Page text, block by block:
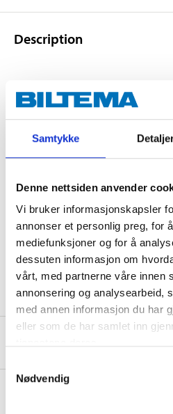
Samtykke
Denne nettsiden anvender
Vi bruker informasjonskapsler
annonser et personlig preg, for
mediefunksjoner og for å
dessuten informasjon om
vårt, med partnerne våre innen
annonsering og analysearbeid,
med annen informasjon du har
eller som de har samlet inn
Nødvendig
Description
Shelf with glue jointing.
Length
Width
Thickness
Wood type